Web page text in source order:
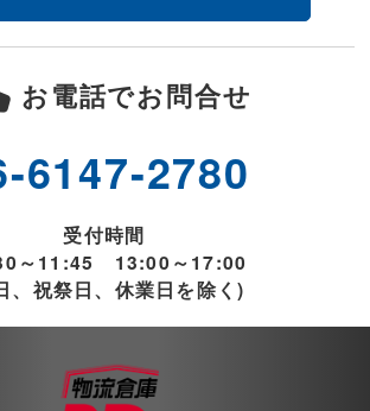
お電話でお問合せ
6147-2780
受付時間
～11:45 13:00～17:00
、祝祭日、休業日を除く)